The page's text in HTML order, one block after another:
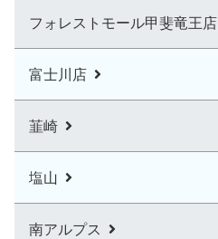
フォレストモール甲斐竜王店
富士川店
韮崎
塩山
南アルプス